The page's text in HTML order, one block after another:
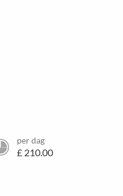
per dag
£ 210.00